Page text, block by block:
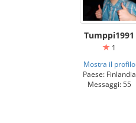
Tumppi1991
1
Mostra il profilo
Paese: Finlandia
Messaggi: 55